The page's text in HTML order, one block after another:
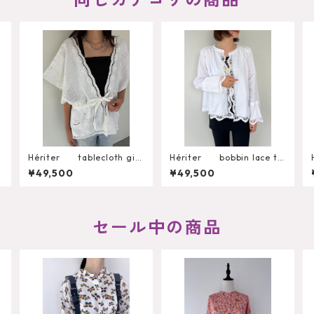
Hériter tablecloth gile
t H0-00-3102
¥49,500
Hériter bobbin lace ta
blecloth blouse H0-0
0-3099
¥49,500
セール中の商品